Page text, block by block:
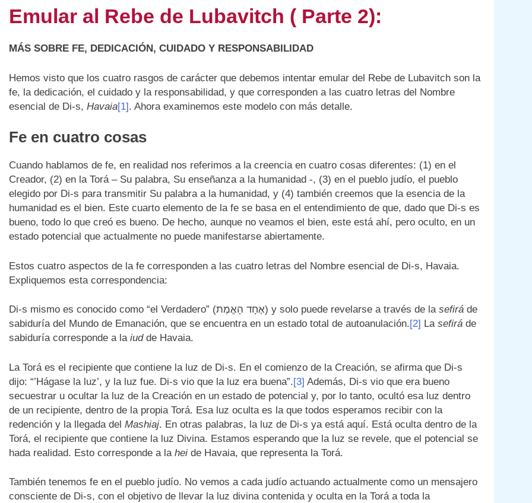
Emular al Rebe de Lubavitch ( Parte 2):
MÁS SOBRE FE, DEDICACIÓN, CUIDADO Y RESPONSABILIDAD
Hemos visto que los cuatro rasgos de carácter que debemos intentar emular del Rebe de Lubavitch son la
fe, la dedicación, el cuidado y la responsabilidad, y que corresponden a las cuatro letras del Nombre
esencial de Di-s, Havaia[1]. Ahora examinemos este modelo con más detalle.
Fe en cuatro cosas
Cuando hablamos de fe, en realidad nos referimos a la creencia en cuatro cosas diferentes: (1) en el
Creador, (2) en la Torá – Su palabra, Su enseñanza a la humanidad -, (3) en el pueblo judío, el pueblo
elegido por Di-s para transmitir Su palabra a la humanidad, y (4) también creemos que la esencia de la
humanidad es el bien. Este cuarto elemento de la fe se basa en el entendimiento de que, dado que Di-s es
bueno, todo lo que creó es bueno. De hecho, aunque no veamos el bien, este está ahí, pero oculto, en un
estado potencial que actualmente no puede manifestarse abiertamente.
Estos cuatro aspectos de la fe corresponden a las cuatro letras del Nombre esencial de Di-s, Havaia.
Expliquemos esta correspondencia:
Di-s mismo es conocido como “el Verdadero” (אֶחָד הָאֱמֶת) y solo puede revelarse a través de la sefiráde
sabiduría del Mundo de Emanación, que se encuentra en un estado total de autoanulación.[2] La sefiráde
sabiduría corresponde a la iudde Havaia.
La Torá es el recipiente que contiene la luz de Di-s. En el comienzo de la Creación, se afirma que Di-s
dijo: “’Hágase la luz’, y la luz fue. Di-s vio que la luz era buena”.[3] Además, Di-s vio que era bueno
secuestrar u ocultar la luz de la Creación en un estado de potencial y, por lo tanto, ocultó esa luz dentro
de un recipiente, dentro de la propia Torá. Esa luz oculta es la que todos esperamos recibir con la
redención y la llegada del Mashiaj. En otras palabras, la luz de Di-s ya está aquí. Está oculta dentro de la
Torá, el recipiente que contiene la luz Divina. Estamos esperando que la luz se revele, que el potencial se
hada realidad. Esto corresponde a la heide Havaia, que representa la Torá.
También tenemos fe en el pueblo judío. No vemos a cada judío actuando actualmente como un mensajero
consciente de Di-s, con el objetivo de llevar la luz divina contenida y oculta en la Torá a toda la